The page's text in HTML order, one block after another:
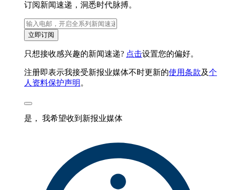
订阅新闻速递，洞悉时代脉搏。
立即订阅
只想接收感兴趣的新闻速递? 点击设置您的偏好。
注册即表示我接受新报业媒体不时更新的使用条款及个
人资料保护声明 。
是， 我希望收到新报业媒体